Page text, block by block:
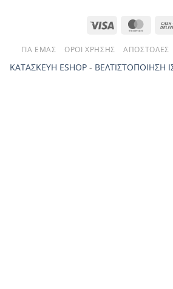
Visa
ΓΙΑ ΕΜΆΣ ΌΡΟΙ ΧΡΉΣΗΣ ΑΠΟΣΤΟΛΈΣ
ΚΑΤΑΣΚΕΥΗ ESHOP - ΒΕΛΤΙΣΤΟΠΟΙΗΣΗ